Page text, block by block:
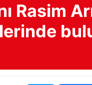
Rasim